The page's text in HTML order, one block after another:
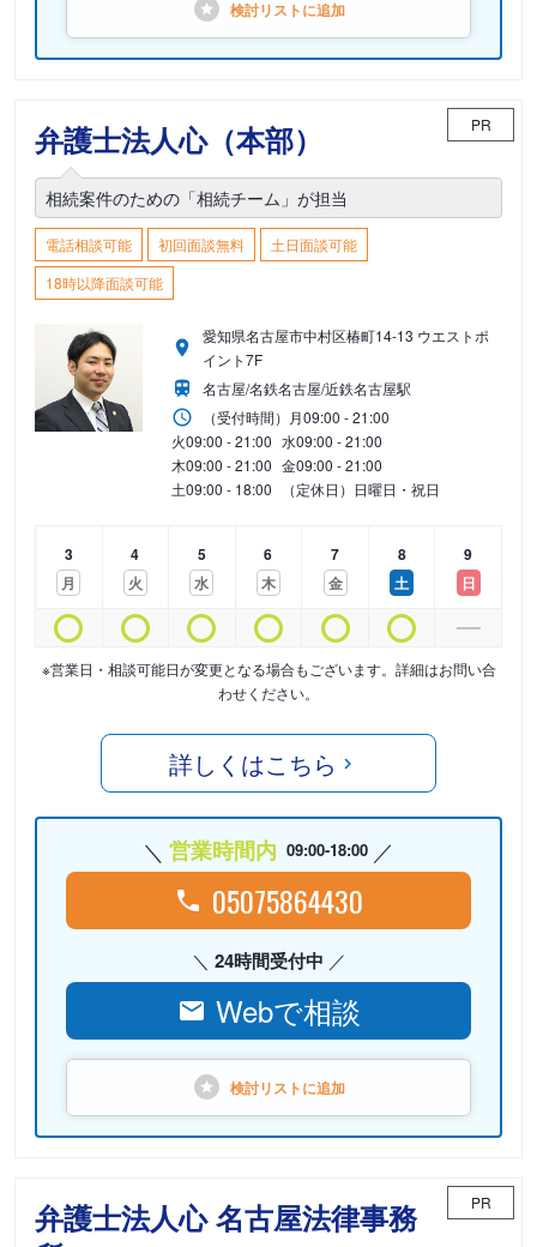
検討リストに追加
弁護士法人心（本部） PR
相続案件のための「相続チーム」が担当
電話相談可能 初回面談無料
土日面談可能
18時以降面談可能
愛知県名古屋市中村区椿町14-13 ウエストポ
イント7F
名古屋/名鉄名古屋/近鉄名古屋駅
（受付時間） 月09:00 - 21:00
火09:00 - 21:00 水09:00 - 21:00
木09:00 - 21:00 金09:00 - 21:00
土09:00 - 18:00 （定休日）日曜日・祝日
3
月
4
火
5
水
6
木
7
金
8
土
9
日
※営業日・相談可能日が変更となる場合もございます。詳細はお問い合
わせください。
詳しくはこちら
営業時間内 09:00-18:00
05075864430
24時間受付中
Webで相談
検討リストに追加
弁護士法人心 名古屋法律事務
PR